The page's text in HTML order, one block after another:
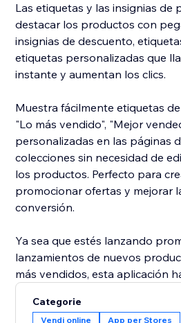
Las etiquetas y las insignias de
destacar los productos con
insignias de descuento,
etiquetas personalizadas que
instante y aumentan los clics.
Muestra fácilmente etiquetas de
"Lo más vendido", "Mejor
personalizadas en las páginas
colecciones sin necesidad de
los productos. Perfecto para
promocionar ofertas y mejorar
conversión.
Ya sea que estés lanzando
lanzamientos de nuevos
más vendidos, esta aplicación
Categorie
Vendi online App per Stores